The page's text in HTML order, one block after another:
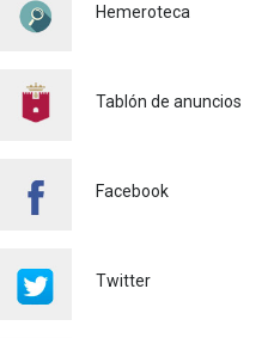
Policía 29/07/2026
PARA CONTROLAR LA
EN ALAQUÀS
Hemeroteca
Tablón de anuncios
Facebook
Twitter